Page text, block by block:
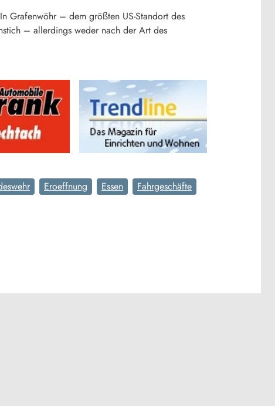
Grafenwöhr – dem größten US-Standort des
– allerdings weder nach der Art des
Eroeffnung Essen
Fahrgeschäfte